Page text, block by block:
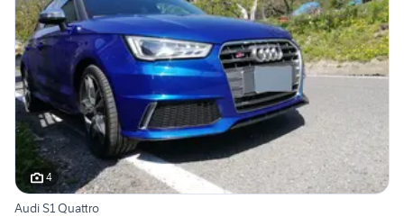
4
Audi S1 Quattro